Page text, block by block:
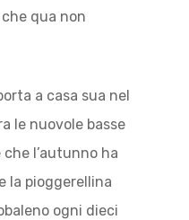
qua non
a casa sua nel
le nuovole basse
l’autunno ha
pioggerellina
ogni dieci